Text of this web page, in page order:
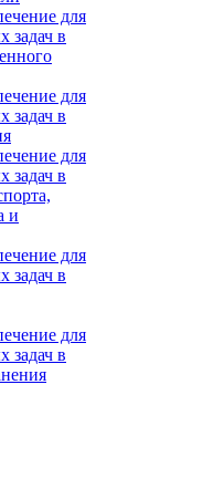
для
задач в
для
задач в
для
задач в
и
для
задач в
для
задач в